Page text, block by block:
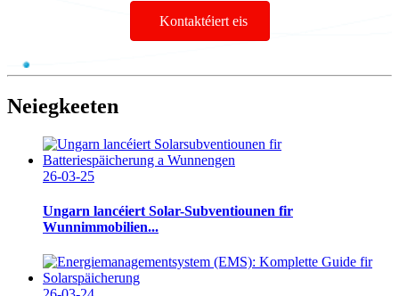
Kontaktéiert eis
Neiegkeeten
26-03-25
Ungarn lancéiert Solar-Subventiounen fir
Wunnimmobilien...